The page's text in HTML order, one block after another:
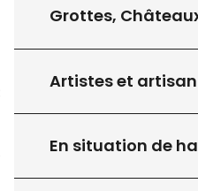
Grottes,
Artistes et
En situation de